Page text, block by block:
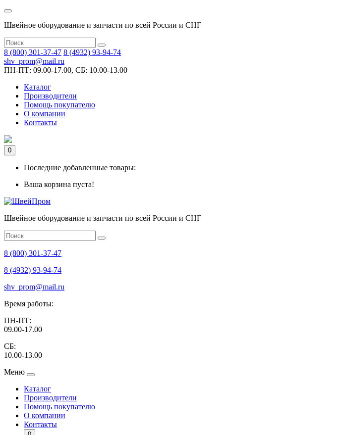
Швейное оборудование и запчасти по всей России и СНГ
8 (800) 301-37-47 8 (4932) 93-94-74
shv_prom@mail.ru
ПН-ПТ: 09.00-17.00, СБ: 10.00-13.00
Каталог
Производители
Помощь покупателю
О компании
Контакты
0
Последние добавленные товары:
Ваша корзина пуста!
Швейное оборудование и запчасти по всей России и СНГ
8 (800) 301-37-47
8 (4932) 93-94-74
shv_prom@mail.ru
Время работы:
ПН-ПТ:
09.00-17.00
СБ:
10.00-13.00
Меню
Каталог
Производители
Помощь покупателю
О компании
Контакты